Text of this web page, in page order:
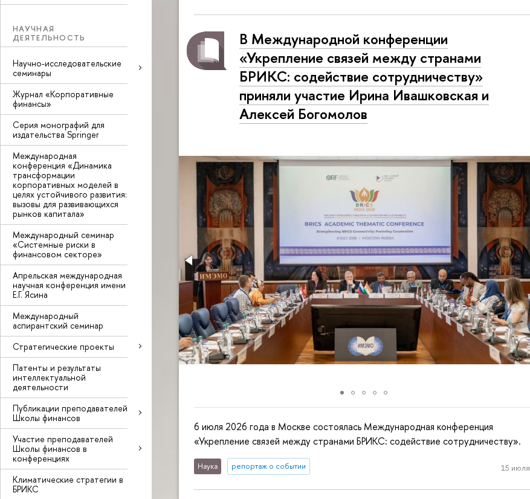
НАУЧНАЯ
ДЕЯТЕЛЬНОСТЬ
Научно-исследовательские
семинары
Журнал «Корпоративные
финансы»
Серия монографий для
издательства Springer
Международная
конференция «Динамика
трансформации
корпоративных моделей в
целях устойчивого развития:
вызовы для развивающихся
рынков капитала»
Международный семинар
«Системные риски в
финансовом секторе»
Апрельская международная
научная конференция имени
Е.Г. Ясина
Международный
аспирантский семинар
Стратегические проекты
Патенты и результаты
интеллектуальной
деятельности
Публикации преподавателей
Школы финансов
Участие преподавателей
Школы финансов в
конференциях
Климатические стратегии в
БРИКС
В Международной конференции
«Укрепление связей между странами
БРИКС: содействие сотрудничеству»
приняли участие Ирина Ивашковская и
Алексей Богомолов
6 июля 2026 года в Москве состоялась Международная конференция
«Укрепление связей между странами БРИКС: содействие сотрудничеству».
Наука репортаж о событии 15 июля